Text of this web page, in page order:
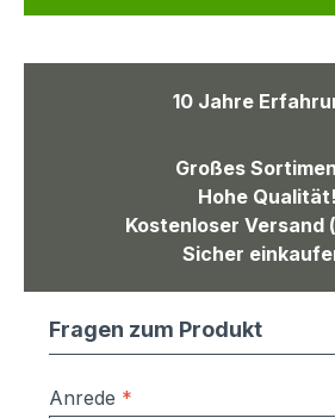
10 Jahre
Großes
Hohe Qualität!
Kostenloser Versand
Sicher
Fragen zum Produkt
Anrede *